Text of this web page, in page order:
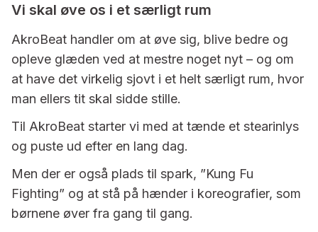
Vi skal øve os i et særligt rum
AkroBeat handler om at øve sig, blive bedre og
opleve glæden ved at mestre noget nyt – og om
at have det virkelig sjovt i et helt særligt rum, hvor
man ellers tit skal sidde stille.
Til AkroBeat starter vi med at tænde et stearinlys
og puste ud efter en lang dag.
Men der er også plads til spark, ”Kung Fu
Fighting” og at stå på hænder i koreografier, som
børnene øver fra gang til gang.